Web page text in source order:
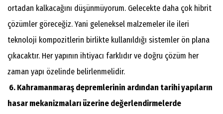
ortadan kalkacağını düşünmüyorum. Gelecekte daha çok hibrit
çözümler göreceğiz. Yani geleneksel malzemeler ile ileri
teknoloji kompozitlerin birlikte kullanıldığı sistemler ön plana
çıkacaktır. Her yapının ihtiyacı farklıdır ve doğru çözüm her
zaman yapı özelinde belirlenmelidir.
6. Kahramanmaraş depremlerinin ardından tarihi yapıların
hasar mekanizmaları üzerine değerlendirmelerde